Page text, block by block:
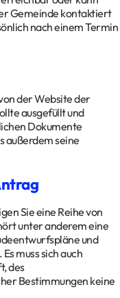
Gemeinde kontaktiert
nach einem Termin
der Website der
ausgefüllt und
Dokumente
außerdem seine
Sie eine Reihe von
unter anderem eine
und
muss sich auch
des
Bestimmungen keine